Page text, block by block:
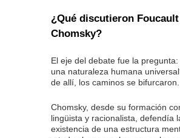
¿Qué discutieron
Chomsky?
El eje del debate fue la
una naturaleza humana
de allí, los caminos se bifurcaron.
Chomsky, desde su formación
lingüista y racionalista, defendía
existencia de una estructura